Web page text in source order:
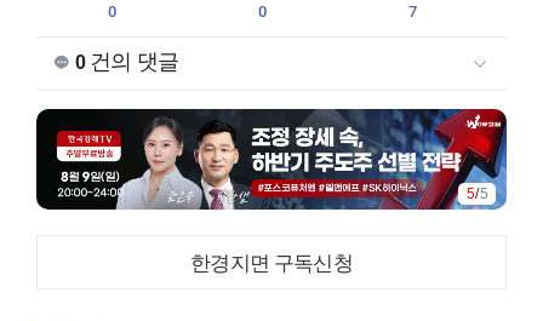
0
0
7
0건의 댓글
5/5
한경지면 구독신청